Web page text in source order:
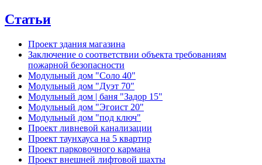
Статьи
Проект здания магазина
Заключение о соответствии объекта требованиям
пожарной безопасности
Модульный дом "Соло 40"
Модульный дом "Дуэт 70"
Модульный дом | баня "Задор 15"
Модульный дом "Эгоист 20"
Модульный дом "под ключ"
Проект ливневой канализации
Проект таунхауса на 5 квартир
Проект парковочного кармана
Проект внешней лифтовой шахты